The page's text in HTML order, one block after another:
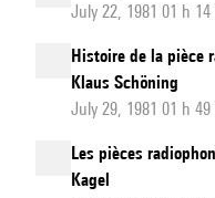
July 22, 1981 01 h 14
Histoire de la pièce
Klaus Schöning
July 29, 1981 01 h 49
Les pièces
Kagel